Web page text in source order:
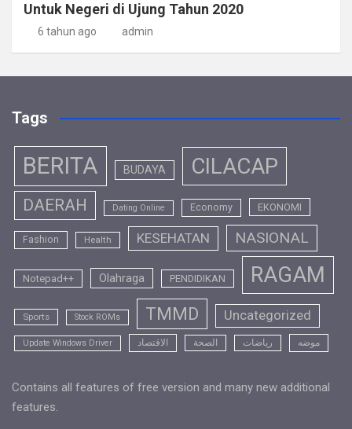
Untuk Negeri di Ujung Tahun 2020
6 tahun ago admin
Tags
BERITA BUDAYA CILACAP
DAERAH Dating Online Economy EKONOMI
Fashion Health KESEHATAN NASIONAL
Notepad++ Olahraga PENDIDIKAN RAGAM
Sports Stock ROMs TMMD Uncategorized
Update Windows Driver الاقتصاد الصحة رياضات موضه
Contains all features of free version and many new additional
features.